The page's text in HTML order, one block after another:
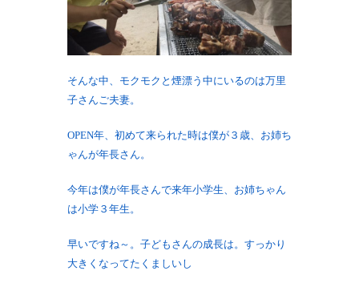
そんな中、モクモクと煙漂う中にいるのは万里
子さんご夫妻。
OPEN年、初めて来られた時は僕が３歳、お姉ち
ゃんが年長さん。
今年は僕が年長さんで来年小学生、お姉ちゃん
は小学３年生。
早いですね～。子どもさんの成長は。すっかり
大きくなってたくましいし